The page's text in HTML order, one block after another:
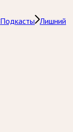
Подкасты Лишний